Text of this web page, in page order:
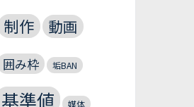
制作 動画
囲み枠 垢BAN
基準値 媒体